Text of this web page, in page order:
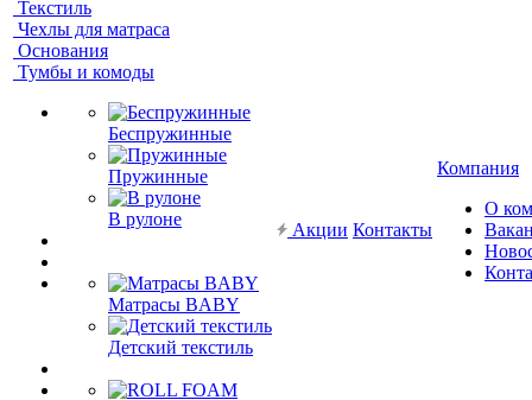
Текстиль
Чехлы для матраса
Основания
Тумбы и комоды
Беспружинные
Пружинные
В рулоне
Матрасы BABY
Детский текстиль
Акции Контакты
Компания
О